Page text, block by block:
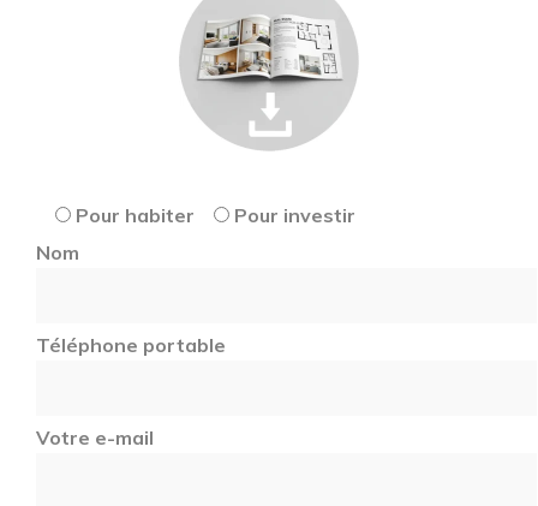
Pour habiter
Pour investir
Nom
Téléphone portable
Votre e-mail